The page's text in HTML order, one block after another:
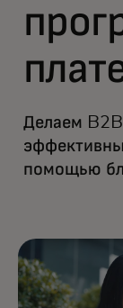
Делаем
помощью